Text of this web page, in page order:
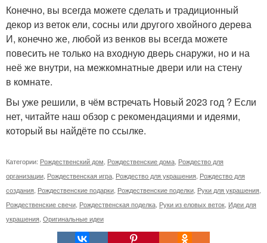
Конечно, вы всегда можете сделать и традиционный
декор из веток ели, сосны или другого хвойного дерева
И, конечно же, любой из венков вы всегда можете
повесить не только на входную дверь снаружи, но и на
неё же внутри, на межкомнатные двери или на стену
в комнате.
Вы уже решили, в чём встречать Новый 2023 год ? Если
нет, читайте наш обзор с рекомендациями и идеями,
который вы найдёте по ссылке.
Категории: Рождественский дом, Рождественские дома, Рождество для
организации, Рождественская игра, Рождество для украшения, Рождество для
создания, Рождественские подарки, Рождественские поделки, Руки для украшения,
Рождественские свечи, Рождественская поделка, Руки из еловых веток, Идеи для
украшения, Оригинальные идеи